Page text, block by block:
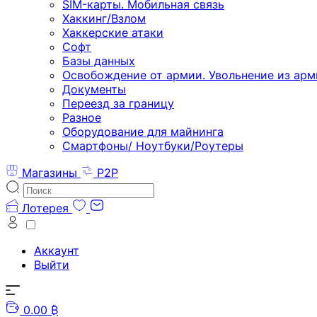
SIM-карты. Мобильная связь
Хаккинг/Взлом
Хаккерские атаки
Софт
Базы данных
Освобождение от армии. Увольнение из
Документы
Переезд за границу
Разное
Оборудование для майнинга
Смартфоны/ Ноутбуки/Роутеры
Магазины
P2P
Лотерея
Аккаунт
Выйти
0.00 ₿